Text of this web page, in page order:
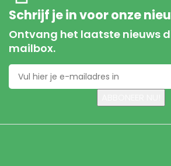
Schrijf je in voor onze
Ontvang het laatste nieuws
mailbox.